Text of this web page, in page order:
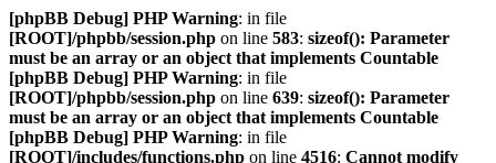
[phpBB Debug] PHP Warning: in file
[ROOT]/phpbb/session.php on line 583: sizeof(): Parameter
must be an array or an object that implements Countable
[phpBB Debug] PHP Warning: in file
[ROOT]/phpbb/session.php on line 639: sizeof(): Parameter
must be an array or an object that implements Countable
[phpBB Debug] PHP Warning: in file
[ROOT]/includes/functions.php on line 4516: Cannot modify